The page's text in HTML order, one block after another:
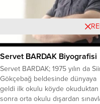
Servet BARDAK Biyografisi
Servet BARDAK; 1975 yılın da
Gökçebağ beldesinde dünyaya
geldi ilk okulu köyde okuduktan
sonra orta okulu dışardan